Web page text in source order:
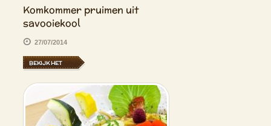
Komkommer pruimen uit
savooiekool
27/07/2014
BEKIJK HET